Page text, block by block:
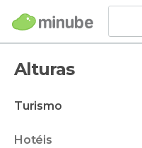
Alturas
turismo
hotéis